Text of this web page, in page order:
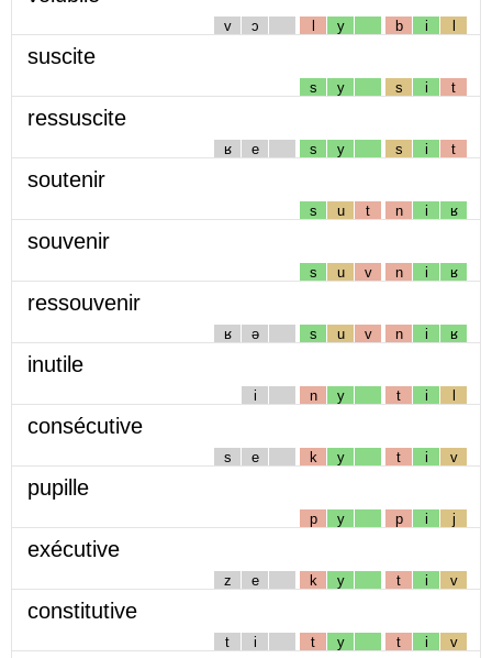
v ɔ l y b i l
suscite
s y s i t
ressuscite
ʁ e s y s i t
soutenir
s u t n i ʁ
souvenir
s u v n i ʁ
ressouvenir
ʁ ə s u v n i ʁ
inutile
i n y t i l
consécutive
s e k y t i v
pupille
p y p i j
exécutive
z e k y t i v
constitutive
t i t y t i v